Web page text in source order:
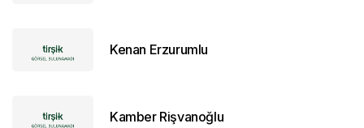
Kenan Erzurumlu
Kamber Rişvanoğlu